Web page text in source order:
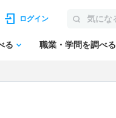
ログイン
る 職業・学問を調べる